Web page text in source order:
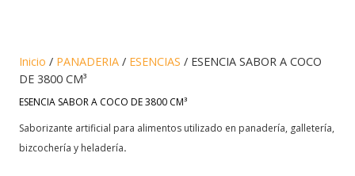
Inicio / PANADERIA / ESENCIAS / ESENCIA SABOR A COCO
DE 3800 CM³
ESENCIA SABOR A COCO DE 3800 CM³
Saborizante artificial para alimentos utilizado en panadería, galletería,
bizcochería y heladería.